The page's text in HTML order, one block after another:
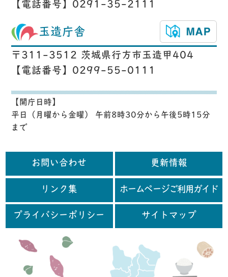
【電話番号】0291-35-2111
玉造庁舎
〒311-3512 茨城県行方市玉造甲404
【電話番号】0299-55-0111
【開庁日時】
平日（月曜から金曜） 午前8時30分から午後5時15分
まで
お問い合わせ 更新情報
リンク集 ホームページご利用ガイド
プライバシーポリシー サイトマップ